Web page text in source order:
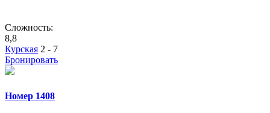
Сложность:
8,8
Курская 2 - 7
Бронировать
Номер 1408